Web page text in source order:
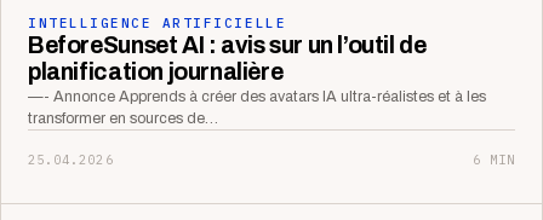
INTELLIGENCE ARTIFICIELLE
BeforeSunset AI : avis sur un l’outil de
planification journalière
—- Annonce Apprends à créer des avatars IA ultra-réalistes et à les
transformer en sources de…
25.04.2026 6 MIN